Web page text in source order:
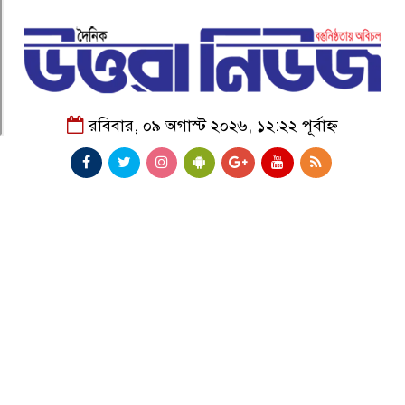
রবিবার, ০৯ অগাস্ট ২০২৬, ১২:২২ পূর্বাহ্ন